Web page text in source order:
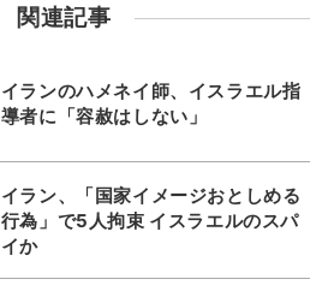
関連記事
イランのハメネイ師、イスラエル指
導者に「容赦はしない」
イラン、「国家イメージおとしめる
行為」で5人拘束 イスラエルのスパ
イか